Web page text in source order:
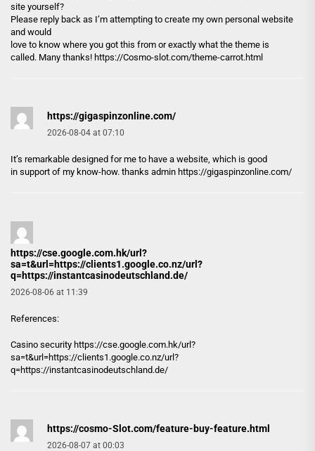
site yourself?
Please reply back as I’m attempting to create my own personal website
and would
love to know where you got this from or exactly what the theme is
called. Many thanks! https://Cosmo-slot.com/theme-carrot.html
https://gigaspinzonline.com/
2026-08-04 at 07:10
It’s remarkable designed for me to have a website, which is good
in support of my know-how. thanks admin https://gigaspinzonline.com/
https://cse.google.com.hk/url?
sa=t&url=https://clients1.google.co.nz/url?
q=https://instantcasinodeutschland.de/
2026-08-06 at 11:39
References:
Casino security https://cse.google.com.hk/url?
sa=t&url=https://clients1.google.co.nz/url?
q=https://instantcasinodeutschland.de/
https://cosmo-Slot.com/feature-buy-feature.html
2026-08-07 at 00:03